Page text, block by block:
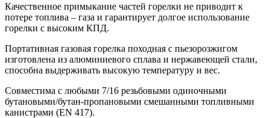
Качественное примыкание частей горелки не приводит к
потере топлива – газа и гарантирует долгое использование
горелки с высоким КПД.
Портативная газовая горелка походная с пьезорозжигом
изготовлена из алюминиевого сплава и нержавеющей стали,
способна выдерживать высокую температуру и вес.
Совместима с любыми 7/16 резьбовыми одиночными
бутановыми/бутан-пропановыми смешанными топливными
канистрами (EN 417).